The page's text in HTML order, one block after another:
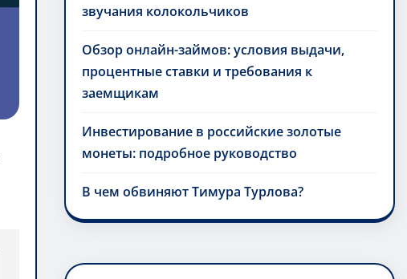
звучания колокольчиков
Обзор онлайн-займов: условия выдачи,
процентные ставки и требования к
заемщикам
Инвестирование в российские золотые
монеты: подробное руководство
В чем обвиняют Тимура Турлова?